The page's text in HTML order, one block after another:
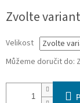
cena:
Zvolte
Velikost
Můžeme doručit do: